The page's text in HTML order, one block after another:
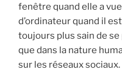
fenêtre quand elle a
d’ordinateur quand il
toujours plus sain de
que dans la nature
sur les réseaux sociaux.